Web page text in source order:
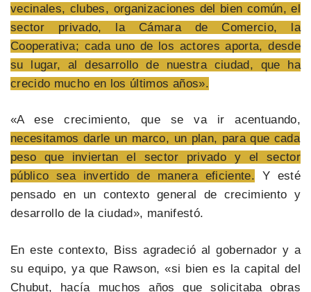
vecinales, clubes, organizaciones del bien común, el
sector privado, la Cámara de Comercio, la
Cooperativa; cada uno de los actores aporta, desde
su lugar, al desarrollo de nuestra ciudad, que ha
crecido mucho en los últimos años».
«A ese crecimiento, que se va ir acentuando,
necesitamos darle un marco, un plan, para que cada
peso que inviertan el sector privado y el sector
público sea invertido de manera eficiente. Y esté
pensado en un contexto general de crecimiento y
desarrollo de la ciudad», manifestó.
En este contexto, Biss agradeció al gobernador y a
su equipo, ya que Rawson, «si bien es la capital del
Chubut, hacía muchos años que solicitaba obras